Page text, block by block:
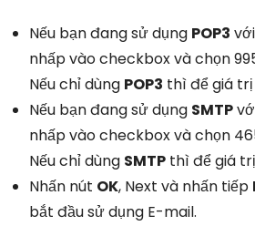
Nếu bạn đang sử dụng POP3 với
nhấp vào checkbox và chọn
Nếu chỉ dùng POP3 thì để giá trị
Nếu bạn đang sử dụng SMTP
nhấp vào checkbox và chọn
Nếu chỉ dùng SMTP thì để giá
Nhấn nút OK, Next và nhấn tiếp
bắt đầu sử dụng E-mail.